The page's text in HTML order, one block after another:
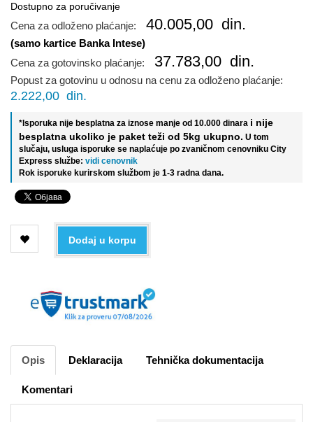
Dostupno za poručivanje
Cena za odloženo plaćanje: 40.005,00 din.
(samo kartice Banka Intese)
Cena za gotovinsko plaćanje:
37.783,00 din.
Popust za gotovinu u odnosu na cenu za odloženo plaćanje:
2.222,00 din.
*Isporuka nije besplatna za iznose manje od 10.000 dinara i nije
besplatna ukoliko je paket teži od 5kg ukupno. U tom
slučaju, usluga isporuke se naplaćuje po zvaničnom cenovniku City
Express službe: vidi cenovnik
Rok isporuke kurirskom službom je 1-3 radna dana.
Dodaj u korpu
Opis Deklaracija Tehnička dokumentacija
Komentari